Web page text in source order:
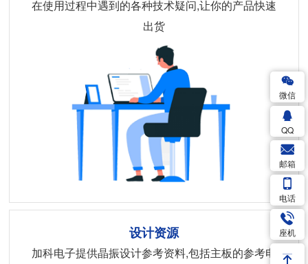
在使用过程中遇到的各种技术疑问,让你的产品快速
出货
设计资源
加科电子提供晶振设计参考资料,包括主板的参考电
微信
QQ
邮箱
电话
座机